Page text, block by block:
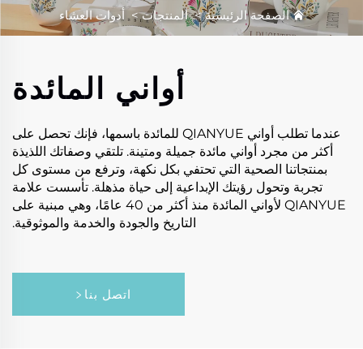
الصفحة الرئيسية>المنتجات> أدوات العشاء
أواني المائدة
عندما تطلب أواني QIANYUE للمائدة باسمها، فإنك تحصل على
أكثر من مجرد أواني مائدة جميلة ومتينة. تلتقي وصفاتك اللذيذة
بمنتجاتنا الصحية التي تحتفي بكل نكهة، وترفع من مستوى كل
تجربة وتحول رؤيتك الإبداعية إلى حياة مذهلة. تأسست علامة
QIANYUE لأواني المائدة منذ أكثر من 40 عامًا، وهي مبنية على
التاريخ والجودة والخدمة والموثوقية.
اتصل بنا